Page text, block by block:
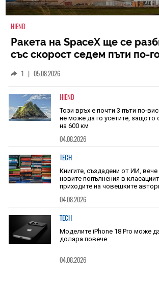
HIEND
Ракета на SpaceX ще се
със скорост седем пъти по-
1 | 05.08.2026
HIEND
Този връх е почти 3 пъти по-
не може да го усетите, защото
на 600 км
04.08.2026
TECH
Книгите, създадени от ИИ,
новите попълнения в
приходите на човешките
04.08.2026
TECH
Моделите iPhone 18 Pro може
долара повече
04.08.2026